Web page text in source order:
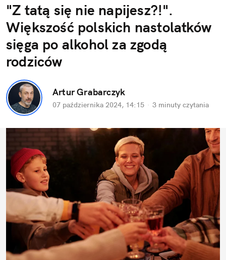
"Z tatą się nie napijesz?!".
Większość polskich nastolatków
sięga po alkohol za zgodą
rodziców
Artur Grabarczyk
07 października 2024, 14:15 · 3 minuty czytania